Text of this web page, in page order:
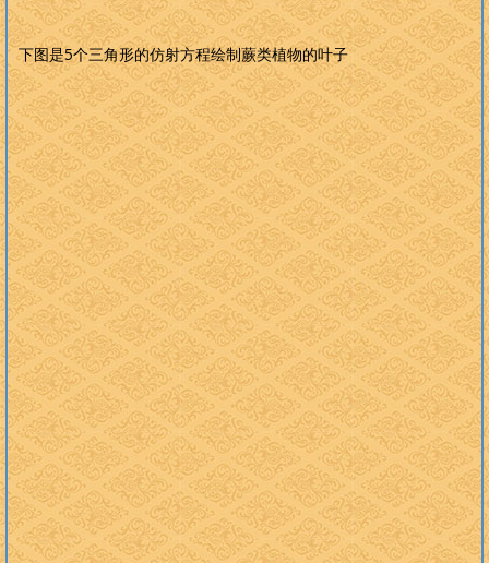
下图是5个三角形的仿射方程绘制蕨类植物的叶子